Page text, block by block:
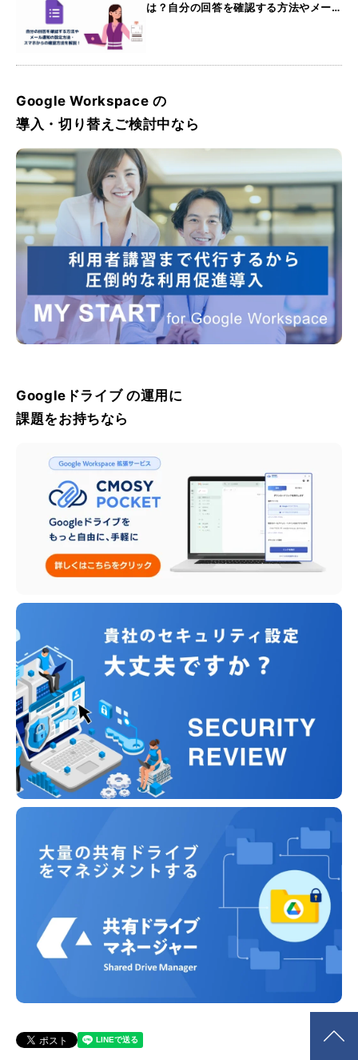
は？自分の回答を確認する方法やメー
Google Workspace の
導入・切り替えご検討中なら
Googleドライブ の運用に
課題をお持ちなら